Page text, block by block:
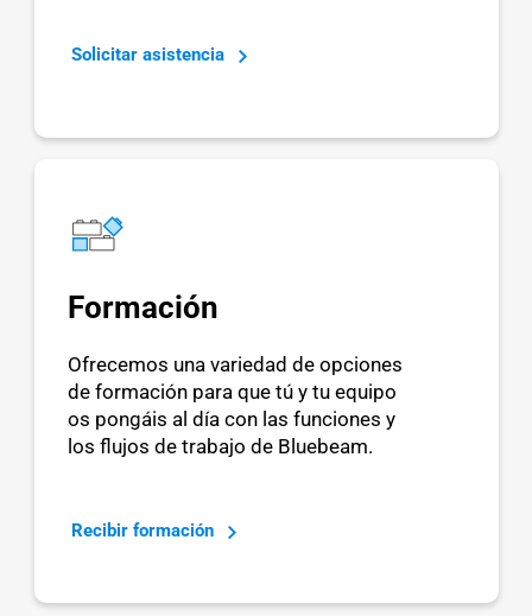
Solicitar asistencia
Formación
Ofrecemos una variedad de opciones
de formación para que tú y tu equipo
os pongáis al día con las funciones y
los flujos de trabajo de Bluebeam.
Recibir formación